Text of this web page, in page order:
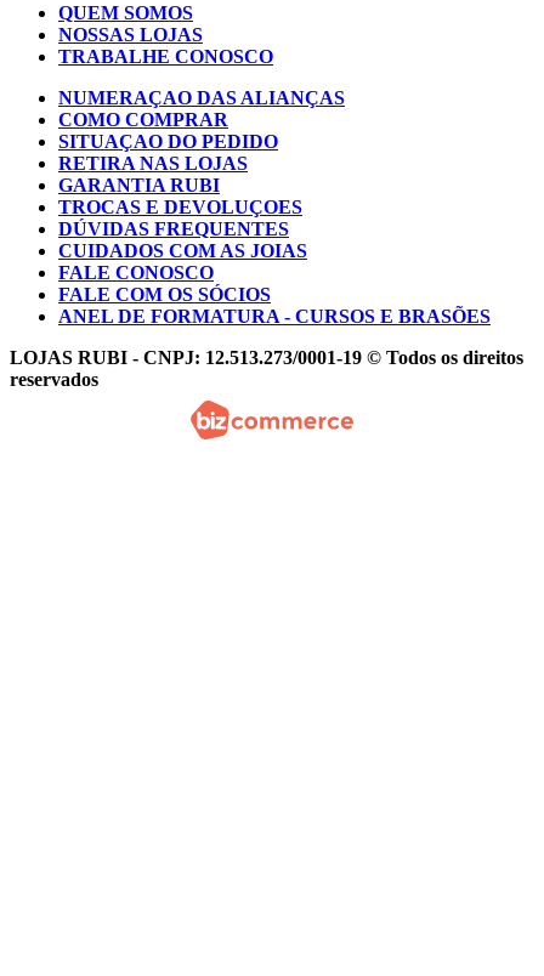
QUEM SOMOS
NOSSAS LOJAS
TRABALHE CONOSCO
NUMERAÇAO DAS ALIANÇAS
COMO COMPRAR
SITUAÇAO DO PEDIDO
RETIRA NAS LOJAS
GARANTIA RUBI
TROCAS E DEVOLUÇOES
DÚVIDAS FREQUENTES
CUIDADOS COM AS JOIAS
FALE CONOSCO
FALE COM OS SÓCIOS
ANEL DE FORMATURA - CURSOS E BRASÕES
LOJAS RUBI - CNPJ: 12.513.273/0001-19 © Todos os direitos
reservados